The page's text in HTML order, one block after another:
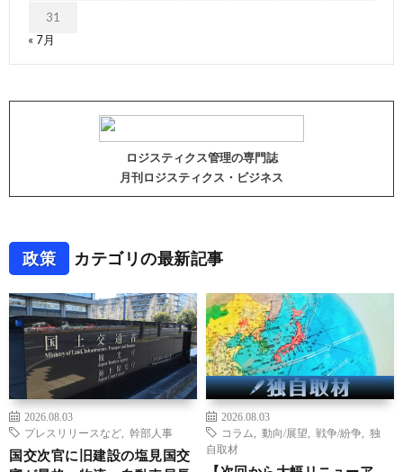
31
« 7月
ロジスティクス管理の専門誌
月刊ロジスティクス・ビジネス
政策 カテゴリの最新記事
2026.08.03
プレスリリースなど
幹部人事
国交次官に旧建設の塩見国交
2026.08.03
コラム
動向/展望 戦争/紛争
独
自取材